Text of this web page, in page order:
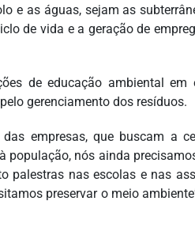
e as águas, sejam as
de vida e a geração de
de educação ambiental em
gerenciamento dos resíduos.
empresas, que buscam a
população, nós ainda
palestras nas escolas e nas
preservar o meio